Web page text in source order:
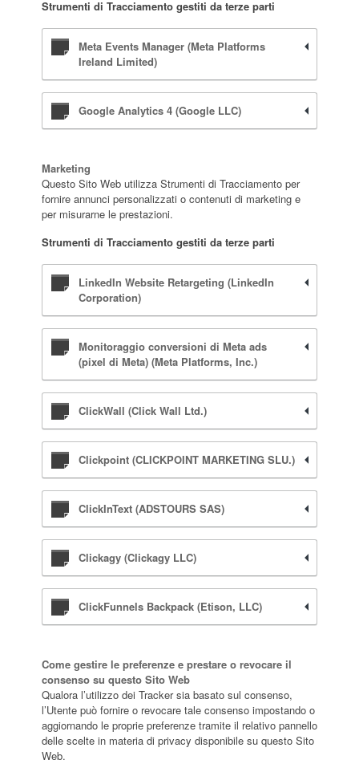
Strumenti di Tracciamento gestiti da terze parti
Meta Events Manager (Meta Platforms
Ireland Limited)
Google Analytics 4 (Google LLC)
Marketing
Questo Sito Web utilizza Strumenti di Tracciamento per
fornire annunci personalizzati o contenuti di marketing e
per misurarne le prestazioni.
Strumenti di Tracciamento gestiti da terze parti
LinkedIn Website Retargeting (LinkedIn
Corporation)
Monitoraggio conversioni di Meta ads
(pixel di Meta) (Meta Platforms, Inc.)
ClickWall (Click Wall Ltd.)
Clickpoint (CLICKPOINT MARKETING SLU.)
ClickInText (ADSTOURS SAS)
Clickagy (Clickagy LLC)
ClickFunnels Backpack (Etison, LLC)
Come gestire le preferenze e prestare o revocare il
consenso su questo Sito Web
Qualora l’utilizzo dei Tracker sia basato sul consenso,
l’Utente può fornire o revocare tale consenso impostando o
aggiornando le proprie preferenze tramite il relativo pannello
delle scelte in materia di privacy disponibile su questo Sito
Web.